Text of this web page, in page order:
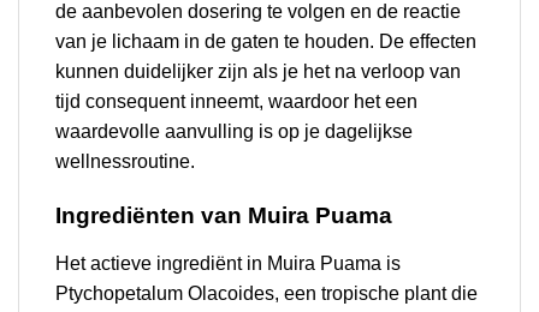
de aanbevolen dosering te volgen en de reactie
van je lichaam in de gaten te houden. De effecten
kunnen duidelijker zijn als je het na verloop van
tijd consequent inneemt, waardoor het een
waardevolle aanvulling is op je dagelijkse
wellnessroutine.
Ingrediënten van Muira Puama
Het actieve ingrediënt in Muira Puama is
Ptychopetalum Olacoides, een tropische plant die